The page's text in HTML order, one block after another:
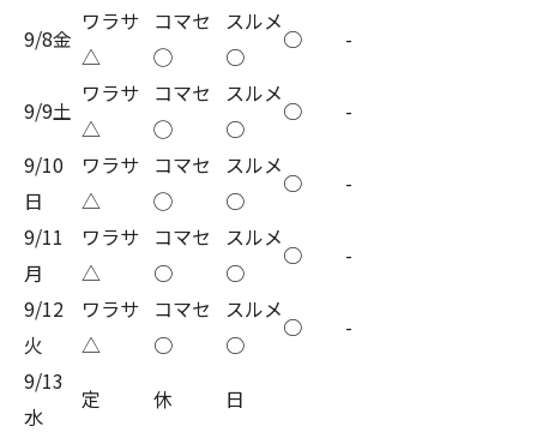
9/8金
ワラサ
△
コマセ
◯
スルメ
○
○ -
9/9土
ワラサ
△
コマセ
◯
スルメ
○
○
-
9/10
日
ワラサ
△
コマセ
◯
スルメ
○
○
-
9/11
月
ワラサ
△
コマセ
○
スルメ
○
○
-
9/12
火
ワラサ
△
コマセ
○
スルメ
○
○
-
9/13
水
定 休 日